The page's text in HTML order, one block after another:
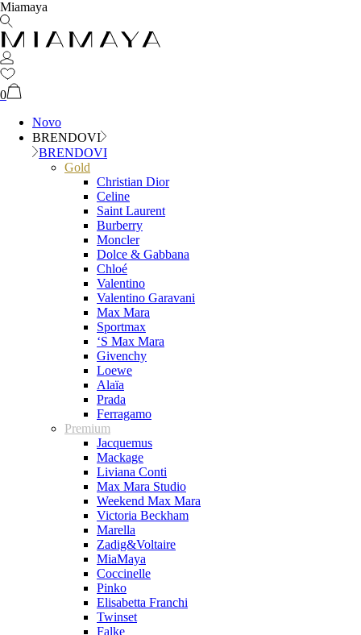
Miamaya
0
Novo
BRENDOVI
BRENDOVI
Gold
Christian Dior
Celine
Saint Laurent
Burberry
Moncler
Dolce & Gabbana
Chloé
Valentino
Valentino Garavani
Max Mara
Sportmax
‘S Max Mara
Givenchy
Loewe
Alaïa
Prada
Ferragamo
Premium
Jacquemus
Mackage
Liviana Conti
Max Mara Studio
Weekend Max Mara
Victoria Beckham
Marella
Zadig&Voltaire
MiaMaya
Coccinelle
Pinko
Elisabetta Franchi
Twinset
Falke